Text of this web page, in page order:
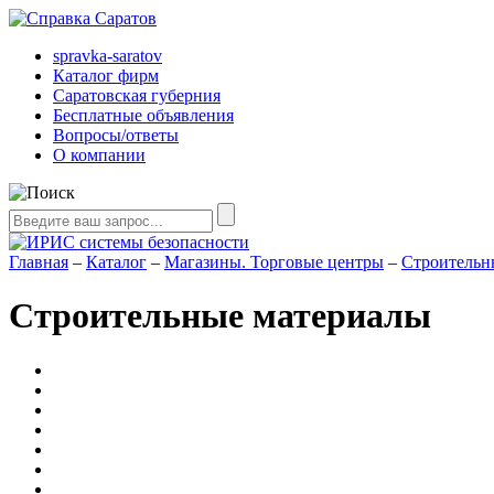
spravka-saratov
Каталог фирм
Саратовская губерния
Бесплатные объявления
Вопросы/ответы
О компании
Главная – Каталог – Магазины. Торговые центры –
Строительные материалы